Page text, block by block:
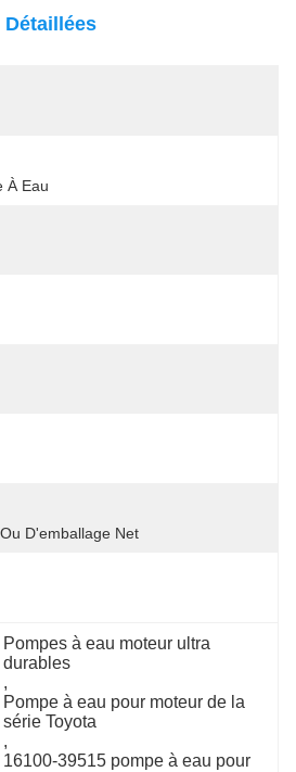
À Eau
D'emballage Net
Pompes à eau moteur ultra
durables
,
Pompe à eau pour moteur de la
série Toyota
,
16100-39515 pompe à eau pour